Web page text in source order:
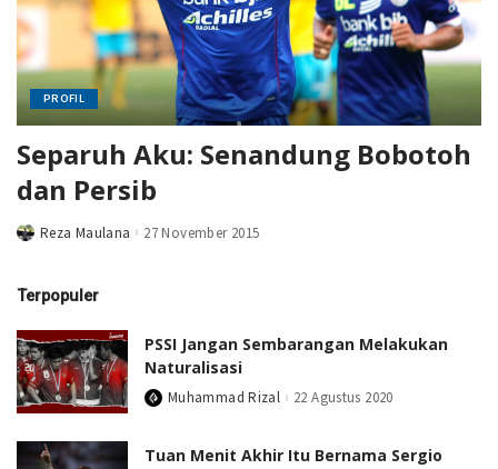
PROFIL
Separuh Aku: Senandung Bobotoh
dan Persib
PostedReza Maulana 27 November 2015
Terpopuler
PSSI Jangan Sembarangan Melakukan
Naturalisasi
PostedMuhammad Rizal 22 Agustus 2020
Tuan Menit Akhir Itu Bernama Sergio